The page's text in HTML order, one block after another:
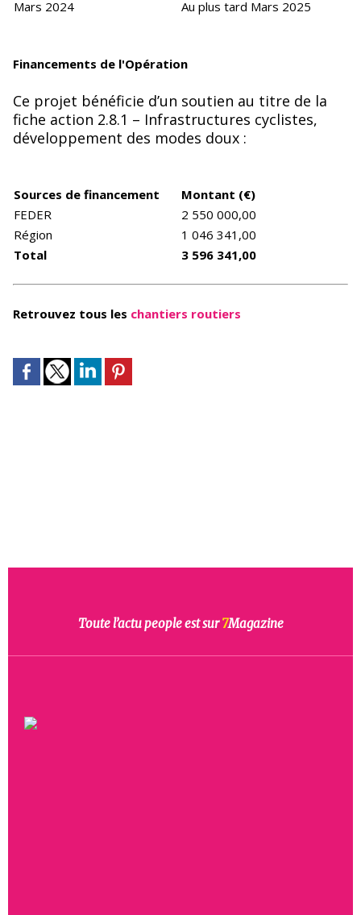
Mars 2024
Au plus tard Mars 2025
Financements de l'Opération
Ce projet bénéficie d’un soutien au titre de la
fiche action 2.8.1 – Infrastructures cyclistes,
développement des modes doux :
Sources de financement
Montant (€)
FEDER
2 550 000,00
Région
1 046 341,00
Total
3 596 341,00
Retrouvez tous les chantiers routiers
Toute l’actu people est sur7Magazine